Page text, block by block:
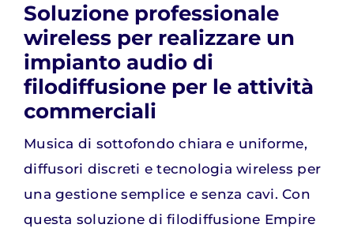
Supporto
Blog
Contatti
Soluzione professionale
wireless per realizzare un
impianto audio di
filodiffusione per le attività
commerciali
Musica di sottofondo chiara e uniforme,
diffusori discreti e tecnologia wireless per
una gestione semplice e senza cavi. Con
questa soluzione di filodiffusione Empire